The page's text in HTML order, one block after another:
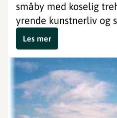
småby med koselig
yrende kunstnerliv og
Les mer